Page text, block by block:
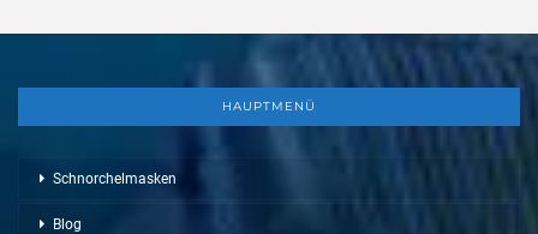
HAUPTMENÜ
Schnorchelmasken
Blog